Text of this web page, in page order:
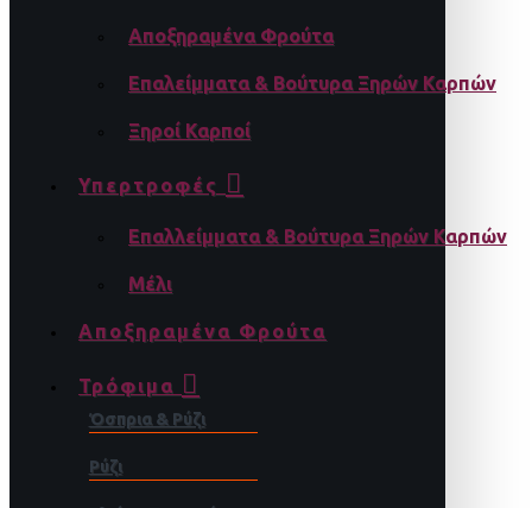
Αποξηραμένα Φρούτα
Επαλείμματα & Βούτυρα Ξηρών Καρπών
Ξηροί Καρποί
Υπερτροφές
Επαλλείμματα & Βούτυρα Ξηρών Καρπών
Μέλι
Αποξηραμένα Φρούτα
Τρόφιμα
Όσπρια & Ρύζι
Ρύζι